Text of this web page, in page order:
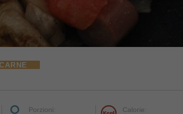
Porzioni:
Calorie: